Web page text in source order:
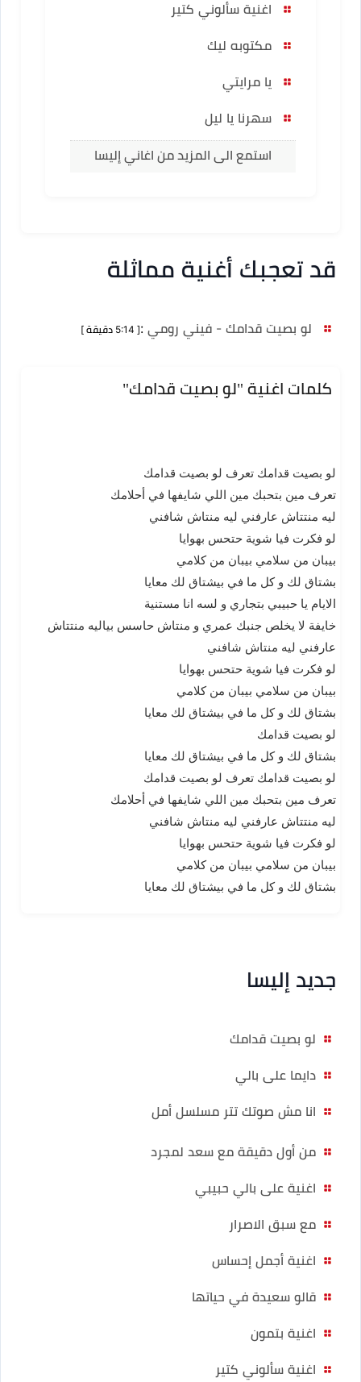
اغنية سألوني كتير
مكتوبه ليك
يا مرايتي
سهرنا يا ليل
استمع الى المزيد من اغاني إليسا
قد تعجبك أغنية مماثلة
لو بصيت قدامك - فيني رومي :[ 5:14 دقيقة ]
كلمات اغنية "لو بصيت قدامك"
لو بصيت قدامك تعرف لو بصيت قدامك
تعرف مين بتحبك مين اللي شايفها في أحلامك
ليه منتتاش عارفني ليه منتاش شافني
لو فكرت فيا شوية حتحس بهوايا
بيبان من سلامي بيبان من كلامي
بشتاق لك و كل ما في بيشتاق لك معايا
الايام يا حبيبي بتجاري و لسه انا مستنية
خايفة لا يخلص جنبك عمري و منتاش حاسس بياليه منتتاش
عارفني ليه منتاش شافني
لو فكرت فيا شوية حتحس بهوايا
بيبان من سلامي بيبان من كلامي
بشتاق لك و كل ما في بيشتاق لك معايا
لو بصيت قدامك
بشتاق لك و كل ما في بيشتاق لك معايا
لو بصيت قدامك تعرف لو بصيت قدامك
تعرف مين بتحبك مين اللي شايفها في أحلامك
ليه منتتاش عارفني ليه منتاش شافني
لو فكرت فيا شوية حتحس بهوايا
بيبان من سلامي بيبان من كلامي
بشتاق لك و كل ما في بيشتاق لك معايا
جديد إليسا
لو بصيت قدامك
دايما على بالي
انا مش صوتك تتر مسلسل أمل
من أول دقيقة مع سعد لمجرد
اغنية على بالي حبيبي
مع سبق الاصرار
اغنية أجمل إحساس
قالو سعيدة في حياتها
اغنية بتمون
اغنية سألوني كتير